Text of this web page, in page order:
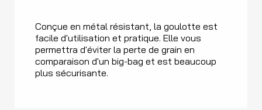
Conçue en métal résistant, la goulotte est
facile d'utilisation et pratique. Elle vous
permettra d'éviter la perte de grain en
comparaison d'un big-bag et est beaucoup
plus sécurisante.